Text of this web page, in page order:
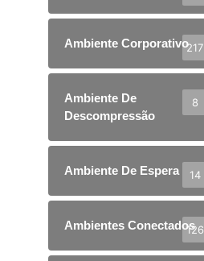
Ambiente Corporativo217
Ambiente De
Descompressão
8
Ambiente De Espera 14
Ambientes Conectados126